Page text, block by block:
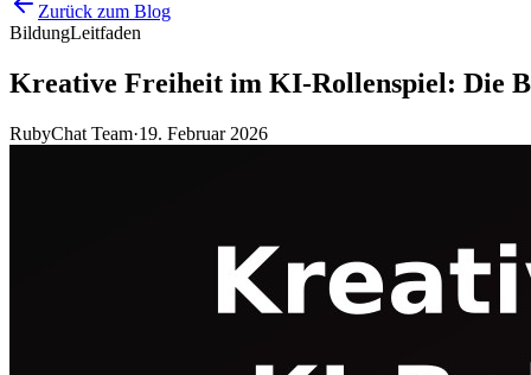
Zurück zum Blog
BildungLeitfaden
Kreative Freiheit im KI-Rollenspiel: Die
RubyChat Team·19. Februar 2026